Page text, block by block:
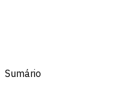
Sumário